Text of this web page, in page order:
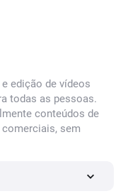
da
edição de vídeos
todas as pessoas.
conteúdos de
sem